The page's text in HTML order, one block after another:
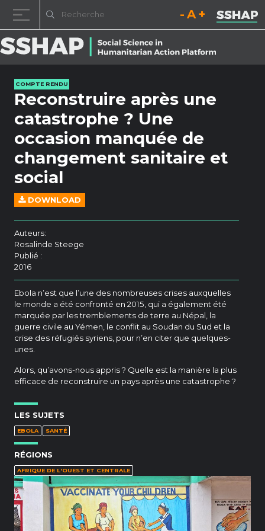
Diminuez la taille de la
Réinitialisez la
COMPTE RENDU
Reconstruire après une
catastrophe ? Une
occasion manquée de
changement sanitaire et
social
DOWNLOAD
Auteurs:
Rosalinde Steege
Publié :
2016
Ebola n’est que l’une des nombreuses crises auxquelles
le monde a été confronté en 2015, qui a également été
marquée par les tremblements de terre au Népal, la
guerre civile au Yémen, le conflit au Soudan du Sud et la
crise des réfugiés syriens, pour n’en citer que quelques-
unes.
Alors, qu’avons-nous appris ? Quelle est la manière la plus
efficace de reconstruire un pays après une catastrophe ?
LES SUJETS
EBOLA SANTÉ
RÉGIONS
AFRIQUE DE L'OUEST ET CENTRALE